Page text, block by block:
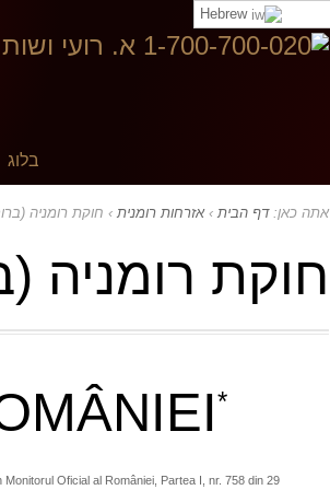
בקר ב:
בלוג
אתה כאן:דף הבית ›אזרחות רומנית › חוקת רומניה
חוקת רומניה
*
Oficial al României, Partea I, nr. 758 din 29
Hebrew